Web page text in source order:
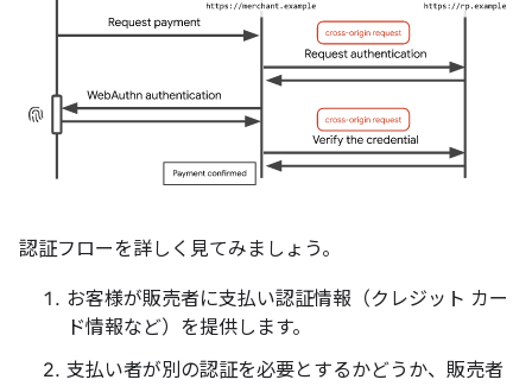
認証フローを詳しく見てみましょう。
お客様が販売者に支払い認証情報（クレジット カー
ド情報など）を提供します。
支払い者が別の認証を必要とするかどうか、販売者